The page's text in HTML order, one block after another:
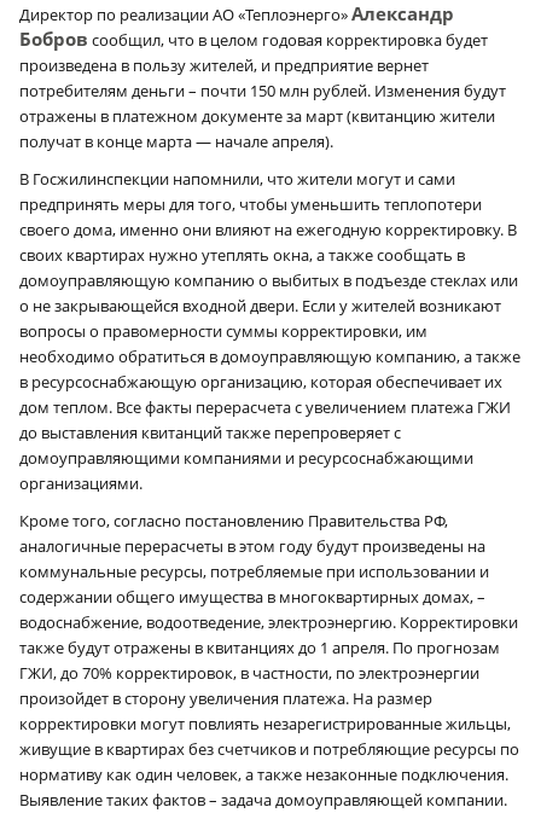
Директор по реализации АО «Теплоэнерго»Александр
Бобров сообщил, что в целом годовая корректировка будет
произведена в пользу жителей, и предприятие вернет
потребителям деньги – почти 150 млн рублей. Изменения будут
отражены в платежном документе за март (квитанцию жители
получат в конце марта — начале апреля).
В Госжилинспекции напомнили, что жители могут и сами
предпринять меры для того, чтобы уменьшить теплопотери
своего дома, именно они влияют на ежегодную корректировку. В
своих квартирах нужно утеплять окна, а также сообщать в
домоуправляющую компанию о выбитых в подъезде стеклах или
о не закрывающейся входной двери. Если у жителей возникают
вопросы о правомерности суммы корректировки, им
необходимо обратиться в домоуправляющую компанию, а также
в ресурсоснабжающую организацию, которая обеспечивает их
дом теплом. Все факты перерасчета с увеличением платежа ГЖИ
до выставления квитанций также перепроверяет с
домоуправляющими компаниями и ресурсоснабжающими
организациями.
Кроме того, согласно постановлению Правительства РФ,
аналогичные перерасчеты в этом году будут произведены на
коммунальные ресурсы, потребляемые при использовании и
содержании общего имущества в многоквартирных домах, –
водоснабжение, водоотведение, электроэнергию. Корректировки
также будут отражены в квитанциях до 1 апреля. По прогнозам
ГЖИ, до 70% корректировок, в частности, по электроэнергии
произойдет в сторону увеличения платежа. На размер
корректировки могут повлиять незарегистрированные жильцы,
живущие в квартирах без счетчиков и потребляющие ресурсы по
нормативу как один человек, а также незаконные подключения.
Выявление таких фактов – задача домоуправляющей компании.